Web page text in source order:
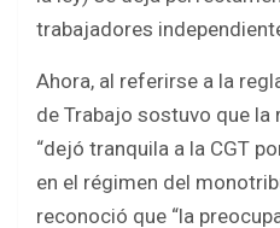
trabajadores
Ahora, al referirse a la
de Trabajo sostuvo que
“dejó tranquila a la CGT
en el régimen del
reconoció que “la